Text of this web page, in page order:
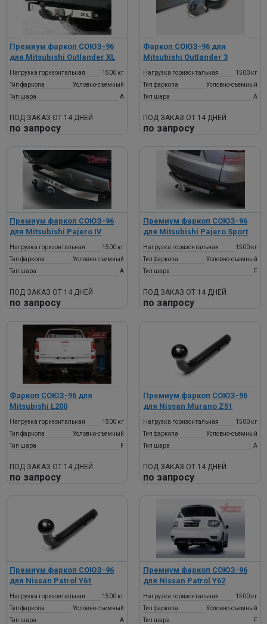
Премиум фаркоп СОЮЗ-96
для Mitsubishi Outlander XL
Нагрузка горизонтальная
1500 кг
Тип фаркопа
Условно-съемный
Тип шара
A
ПОД ЗАКАЗ ОТ 14 ДНЕЙ
по запросу
Фаркоп СОЮЗ-96 для
Mitsubishi Outlander 3
Нагрузка горизонтальная
1500 кг
Тип фаркопа
Условно-съемный
Тип шара
A
ПОД ЗАКАЗ ОТ 14 ДНЕЙ
по запросу
Премиум фаркоп СОЮЗ-96
для Mitsubishi Pajero IV
Нагрузка горизонтальная
1500 кг
Тип фаркопа
Условно-съемный
Тип шара
A
ПОД ЗАКАЗ ОТ 14 ДНЕЙ
по запросу
Премиум фаркоп СОЮЗ-96
для Mitsubishi Pajero Sport
Нагрузка горизонтальная
1500 кг
Тип фаркопа
Условно-съемный
Тип шара
F
ПОД ЗАКАЗ ОТ 14 ДНЕЙ
по запросу
Фаркоп СОЮЗ-96 для
Mitsubishi L200
Нагрузка горизонтальная
1500 кг
Тип фаркопа
Условно-съемный
Тип шара
F
ПОД ЗАКАЗ ОТ 14 ДНЕЙ
по запросу
Премиум фаркоп СОЮЗ-96
для Nissan Murano Z51
Нагрузка горизонтальная
1500 кг
Тип фаркопа
Условно-съемный
Тип шара
A
ПОД ЗАКАЗ ОТ 14 ДНЕЙ
по запросу
Премиум фаркоп СОЮЗ-96
для Nissan Patrol Y61
Нагрузка горизонтальная
1500 кг
Тип фаркопа
Условно-съемный
Тип шара
A
Премиум фаркоп СОЮЗ-96
для Nissan Patrol Y62
Нагрузка горизонтальная
1500 кг
Тип фаркопа
Условно-съемный
Тип шара
F